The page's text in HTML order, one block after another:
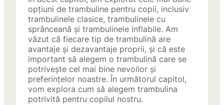
opțiuni de trambuline pentru copii, inclusiv
trambulinele clasice, trambulinele cu
sprânceană și trambulinele inflabile. Am
văzut că fiecare tip de trambulină are
avantaje și dezavantaje proprii, și că este
important să alegem o trambulină care se
potrivește cel mai bine nevoilor și
preferințelor noastre. În următorul capitol,
vom explora cum să alegem trambulina
potrivită pentru copilul nostru.